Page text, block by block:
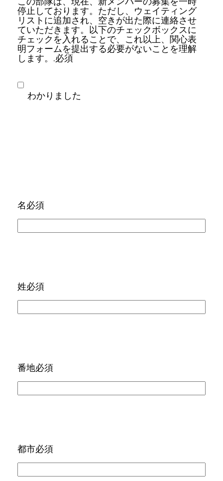
停止しております。ただし、ウェイティング
リストに追加され、空きが出た際に連絡させ
ていただきます。以下のチェックボックスに
チェックを入れることで、これ以上、関心表
明フォームを提出する必要がないことを理解
します。.必須
わかりました
名必須
姓必須
番地必須
都市必須